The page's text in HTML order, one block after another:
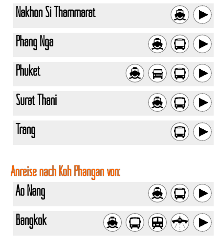
Nakhon Si Thammarat
Phang Nga
Phuket
Surat Thani
Trang
Anreise nach Koh Phangan von:
Ao Nang
Bangkok